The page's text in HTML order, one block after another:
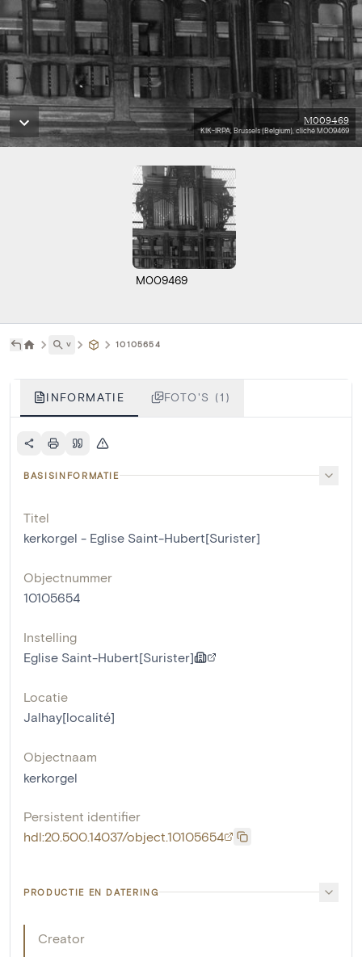
M009469
KIK-IRPA, Brussels (Belgium), cliché M009469
M009469
˅ 10105654
INFORMATIE FOTO'S (1)
BASISINFORMATIE
Titel
kerkorgel - Eglise Saint-Hubert[Surister]
Objectnummer
10105654
Instelling
Eglise Saint-Hubert[Surister]
Locatie
Jalhay[localité]
Objectnaam
kerkorgel
Persistent identifier
hdl:20.500.14037/object.10105654
PRODUCTIE EN DATERING
Creator